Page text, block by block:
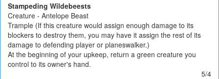
Stampeding Wildebeests
Creature - Antelope Beast
Trample (If this creature would assign enough damage to its
blockers to destroy them, you may have it assign the rest of its
damage to defending player or planeswalker.)
At the beginning of your upkeep, return a green creature you
control to its owner's hand.
5/4